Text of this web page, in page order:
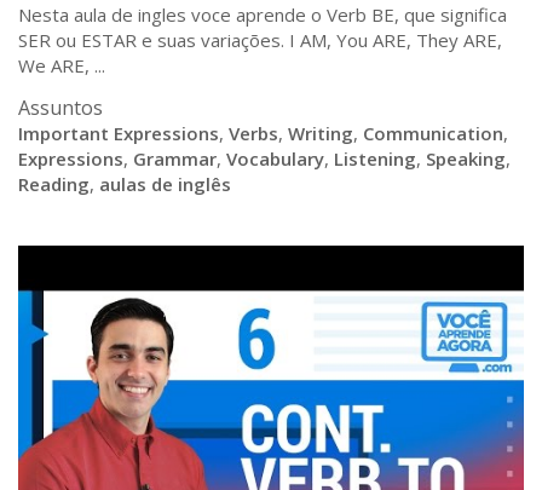
Nesta aula de ingles voce aprende o Verb BE, que significa
SER ou ESTAR e suas variações. I AM, You ARE, They ARE,
We ARE, ...
Assuntos
Important Expressions, Verbs, Writing, Communication,
Expressions, Grammar, Vocabulary, Listening, Speaking,
Reading, aulas de inglês